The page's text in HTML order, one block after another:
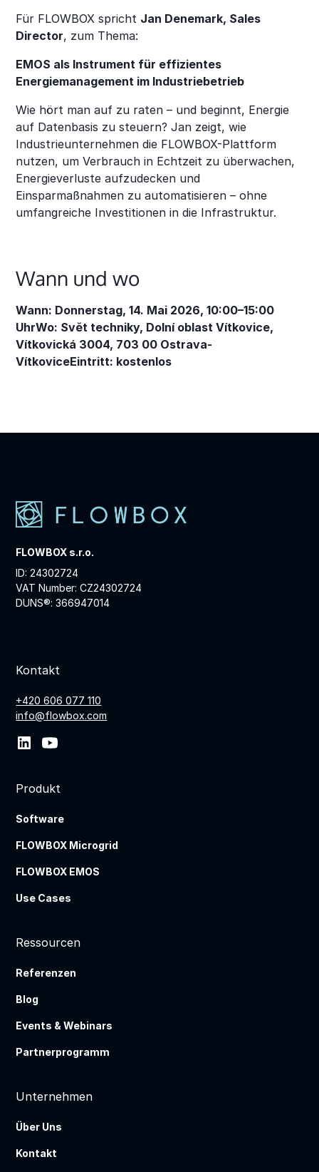
Für FLOWBOX spricht Jan Denemark, Sales
Director, zum Thema:
EMOS als Instrument für effizientes
Energiemanagement im Industriebetrieb
Wie hört man auf zu raten – und beginnt, Energie
auf Datenbasis zu steuern? Jan zeigt, wie
Industrieunternehmen die FLOWBOX-Plattform
nutzen, um Verbrauch in Echtzeit zu überwachen,
Energieverluste aufzudecken und
Einsparmaßnahmen zu automatisieren – ohne
umfangreiche Investitionen in die Infrastruktur.
Wann und wo
Wann: Donnerstag, 14. Mai 2026, 10:00–15:00
UhrWo: Svět techniky, Dolní oblast Vítkovice,
Vítkovická 3004, 703 00 Ostrava-
VítkoviceEintritt: kostenlos
FLOWBOX s.r.o.
ID: 24302724
VAT Number: CZ24302724
DUNS®: 366947014
Kontakt
+420 606 077 110
info@flowbox.com
Produkt
Software
FLOWBOX Microgrid
FLOWBOX EMOS
Use Cases
Ressourcen
Referenzen
Blog
Events & Webinars
Partnerprogramm
Unternehmen
Über Uns
Kontakt